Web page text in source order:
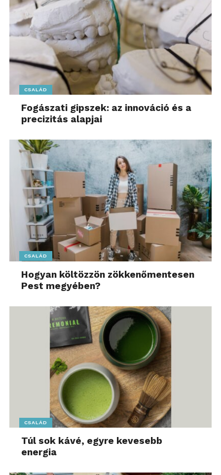
CSALÁD
Fogászati gipszek: az innováció és a
precizitás alapjai
CSALÁD
Hogyan költözzön zökkenőmentesen
Pest megyében?
CSALÁD
Túl sok kávé, egyre kevesebb
energia